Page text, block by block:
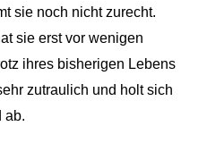
sie noch nicht zurecht.
sie erst vor wenigen
ihres bisherigen Lebens
zutraulich und holt sich
ab.